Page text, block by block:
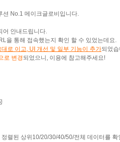
션 No.1 메이크글로비입니다.
어 안내드립니다.
을 통해 접속했는지 확인 할 수 있었는데요.
로 이고, UI 개선 및 일부 기능이 추가되었
로 변경되었으니, 이용에 참고해주세요!
렬된 상위10/20/30/40/50/전체 데이터를 확